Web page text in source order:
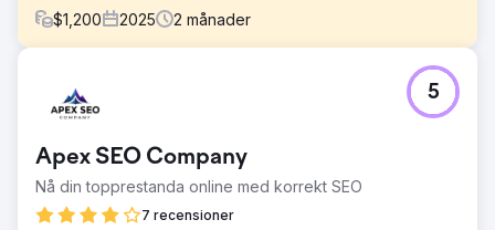
$1,200 2025 2 månader
Kunden gav mig i uppdrag att bygga en tredje design åt
dem och göra den väldigt modern. De behövde också en
med Zurbs Foundation och ett anpassat WordPress-tema
som vi själva byggt. Deras logotyp hade då en känsla från
slutet av 90-talet, väldigt detaljerad.
Apex SEO Company
Nå din topprestanda online med korrekt SEO
7 recensioner
5